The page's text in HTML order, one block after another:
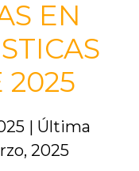
EN
2025
| Última
2025